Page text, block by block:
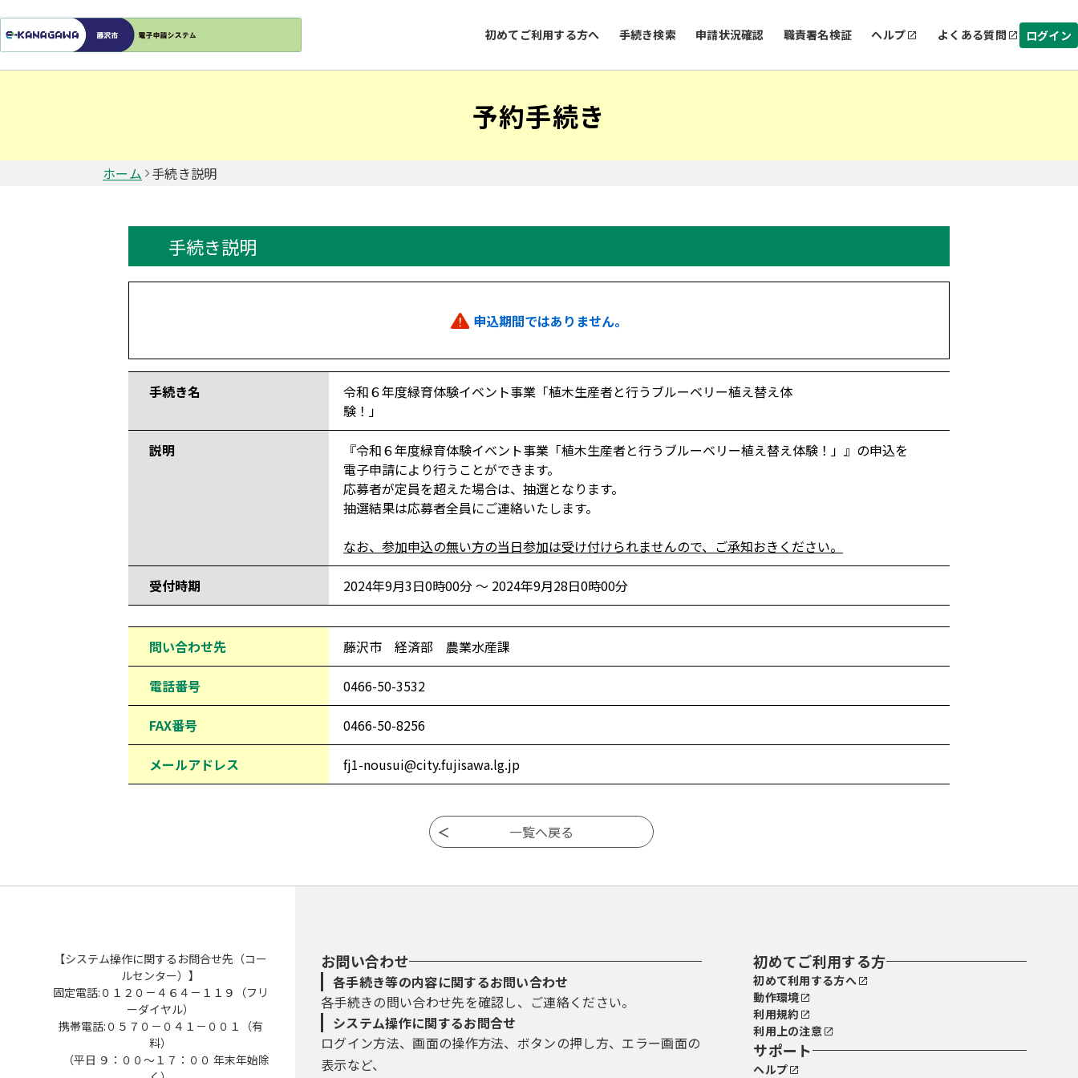
初めてご利用する方へ 手続き検索 申請状況確認 職責署名検証 ヘルプ よくある質問 ログイン
予約手続き
ホーム 手続き説明
手続き説明
申込期間ではありません。
手続き名
令和６年度緑育体験イベント事業「植木生産者と行うブルーベリー植え替え体
験！」
説明
『令和６年度緑育体験イベント事業「植木生産者と行うブルーベリー植え替え体験！」』の申込を
電子申請により行うことができます。
応募者が定員を超えた場合は、抽選となります。
抽選結果は応募者全員にご連絡いたします。
なお、参加申込の無い方の当日参加は受け付けられませんので、ご承知おきください。
受付時期 2024年9月3日0時00分 ～ 2024年9月28日0時00分
問い合わせ先 藤沢市 経済部 農業水産課
電話番号 0466-50-3532
FAX番号 0466-50-8256
メールアドレス fj1-nousui@city.fujisawa.lg.jp
【システム操作に関するお問合せ先（コー
ルセンター）】
固定電話:０１２０－４６４－１１９（フリ
ーダイヤル）
携帯電話:０５７０－０４１－００１（有
料）
（平日 ９：００～１７：００ 年末年始除
お問い合わせ
各手続き等の内容に関するお問い合わせ
各手続きの問い合わせ先を確認し、ご連絡ください。
システム操作に関するお問合せ
ログイン方法、画面の操作方法、ボタンの押し方、エラー画面の
表示など、
初めてご利用する方
初めて利用する方へ
動作環境
利用規約
利用上の注意
サポート
ヘルプ